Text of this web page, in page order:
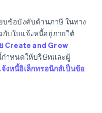
บข้อบังคับด้านภาษี ในทาง
กับใบแจ้งหนี้อยู่ภายใต้
Create and Grow
ำหนดให้บริษัทและผู้
งหนี้อิเล็กทรอนิกส์เป็นข้อ